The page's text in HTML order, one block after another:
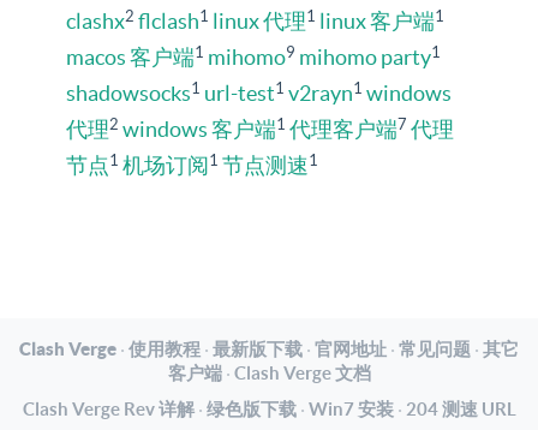
clashx2 flclash1 linux 代理1 linux 客户端1
macos 客户端1 mihomo9 mihomo party1
shadowsocks1 url-test1 v2rayn1 windows
代理2 windows 客户端1 代理客户端7 代理
节点1 机场订阅1 节点测速1
Clash Verge · 使用教程 · 最新版下载 · 官网地址 · 常见问题 · 其它
客户端· Clash Verge 文档
Clash Verge Rev 详解· 绿色版下载· Win7 安装· 204 测速 URL